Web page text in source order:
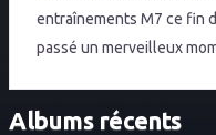
entraînements M7 ce fin
passé un merveilleux
Albums récents